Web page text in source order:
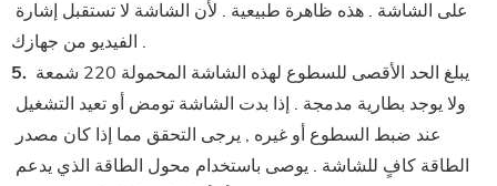
الفيديو من جهازك .
5.